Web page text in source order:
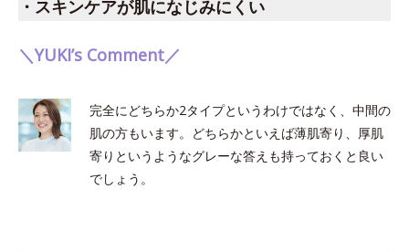
・スキンケアが肌になじみにくい
＼YUKI’s Comment／
完全にどちらか2タイプというわけではなく、中間の
肌の方もいます。どちらかといえば薄肌寄り、厚肌
寄りというようなグレーな答えも持っておくと良い
でしょう。